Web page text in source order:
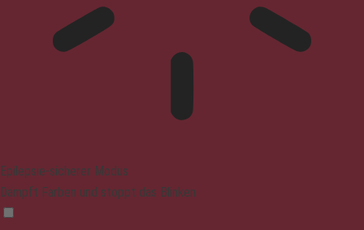
Epilepsie-sicherer Modus
Dämpft Farben und stoppt das Blinken